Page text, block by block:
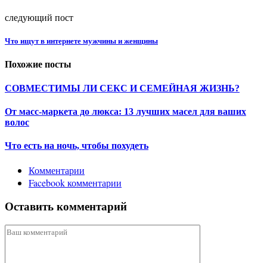
следующий пост
Что ищут в интернете мужчины и женщины
Похожие посты
СОВМЕСТИМЫ ЛИ СЕКС И СЕМЕЙНАЯ ЖИЗНЬ?
От масс-маркета до люкса: 13 лучших масел для ваших
волос
Что есть на ночь, чтобы похудеть
Комментарии
Facebook комментарии
Оставить комментарий